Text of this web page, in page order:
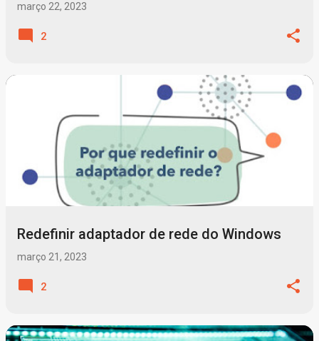
março 22, 2023
2
Redefinir adaptador de rede do Windows
março 21, 2023
2